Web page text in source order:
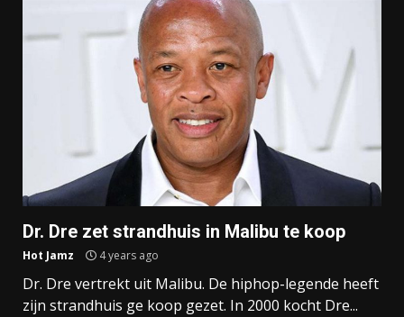
Dr. Dre zet strandhuis in Malibu te koop
Hot Jamz 4 years ago
Dr. Dre vertrekt uit Malibu. De hiphop-legende heeft
zijn strandhuis ge koop gezet. In 2000 kocht Dre...